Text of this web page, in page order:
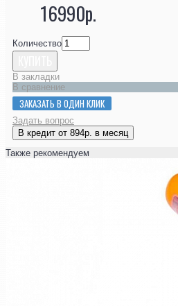
16990р.
Количество
В закладки
В сравнение
ЗАКАЗАТЬ В ОДИН КЛИК
Задать вопрос
В кредит от 894р. в месяц
Также рекомендуем